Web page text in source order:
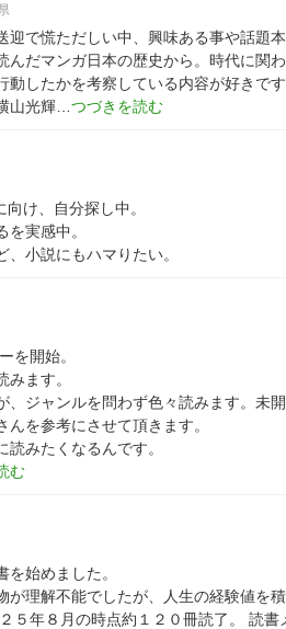
迎で慌ただしい中、興味ある事や話題
だマンガ日本の歴史から。時代に関
動したかを考察している内容が好きです
山光輝
け、自分探し中。
実感中。
、小説にもハマりたい。
を開始。
ます。
、ジャンルを問わず色々読みます。未
を参考にさせて頂きます。
読みたくなるんです。
を始めました。
が理解不能でしたが、人生の経験値を
５年８月の時点約１２０冊読了。
読書